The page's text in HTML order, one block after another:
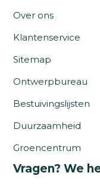
Over ons
Klantenservice
Sitemap
Ontwerpbureau
Bestuivingslijsten
Duurzaamheid
Groencentrum
Vragen? We